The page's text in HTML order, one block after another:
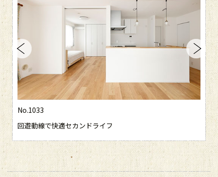
No.1033
回遊動線で快適セカンドライフ